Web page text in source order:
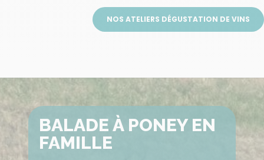
NOS ATELIERS DÉGUSTATION DE VINS
BALADE À PONEY EN
FAMILLE